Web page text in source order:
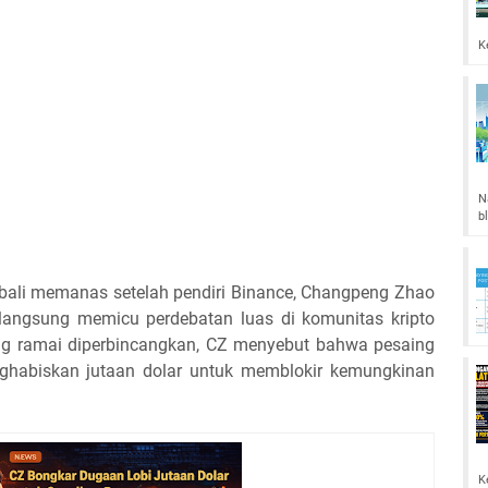
memanas setelah pendiri Binance, Changpeng Zhao
memicu perdebatan luas di komunitas kripto
ramai diperbincangkan, CZ menyebut bahwa pesaing
jutaan dolar untuk memblokir kemungkinan